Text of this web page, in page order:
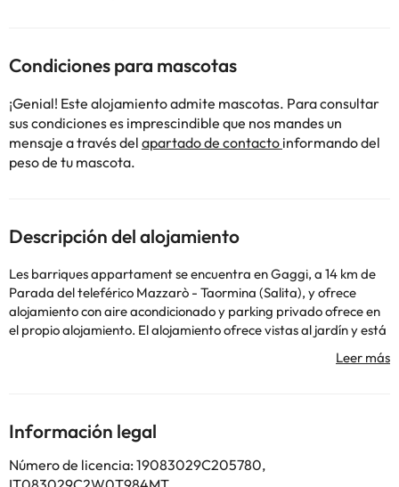
Condiciones para mascotas
¡Genial! Este alojamiento admite mascotas. Para consultar
sus condiciones es imprescindible que nos mandes un
mensaje a través del apartado de contacto informando del
peso de tu mascota.
Descripción del alojamiento
Les barriques appartament se encuentra en Gaggi, a 14 km de
Parada del teleférico Mazzarò - Taormina (Salita), y ofrece
alojamiento con aire acondicionado y parking privado ofrece en
el propio alojamiento. El alojamiento ofrece vistas al jardín y está
a 14 km de Parada del teleférico Mazzaró - Taormina y a 15 km
aeropuerto más cercano (Aeropuerto de Catania -
Fontanarossa) está a 56 km del alojamiento.
Información legal
Número de licencia: 19083029C205780,